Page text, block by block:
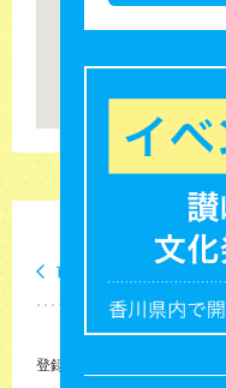
前月
登録されているイベントはあ